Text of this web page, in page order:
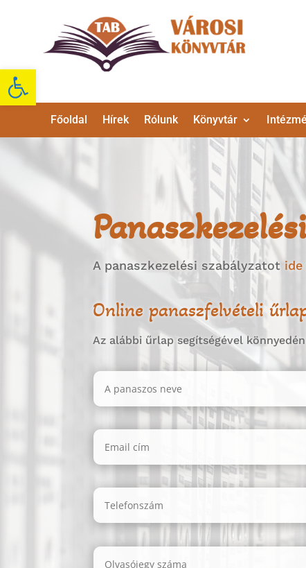
Eszköztár megnyitása
Főoldal Hírek Rólunk Könyvtár
A panaszkezelési szabályzatot
Online panaszfelvételi
Az alábbi űrlap segítségével